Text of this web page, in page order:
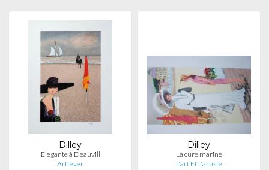
Dilley
Elégante à Deauvill
Artfever
Dilley
La cure marine
L'art Et L'artiste